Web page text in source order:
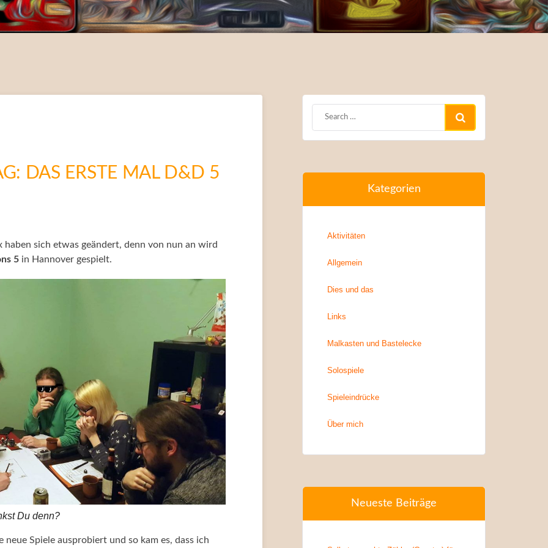
DAS ERSTE MAL D&D 5
sich etwas geändert, denn von nun an wird
5 in Hannover gespielt.
Du denn?
Spiele ausprobiert und so kam es, dass ich
Kategorien
Aktivitäten
Allgemein
Dies und das
Links
Malkasten und Bastelecke
Solospiele
Spieleindrücke
Über mich
Neueste Beiträge